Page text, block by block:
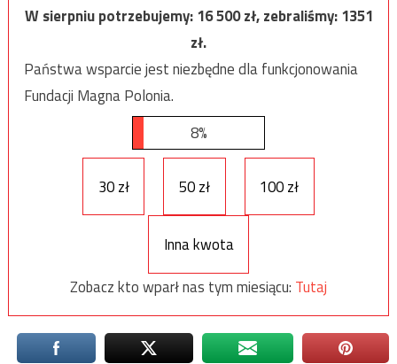
W sierpniu potrzebujemy:16 500zł, zebraliśmy:1351
zł.
Państwa wsparcie jest niezbędne dla funkcjonowania
Fundacji Magna Polonia.
8%
30 zł 50 zł 100 zł
Inna kwota
Zobacz kto wparł nas tym miesiącu: Tutaj